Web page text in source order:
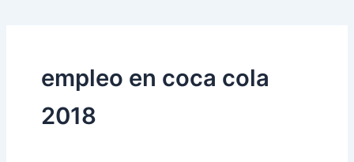
empleo en coca cola
2018